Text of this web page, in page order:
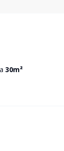
30m²